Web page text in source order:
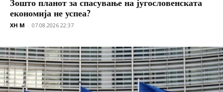
Зошто планот за спасување на југословенската
економија не успеа?
XH M - 07.08.2026 22:37